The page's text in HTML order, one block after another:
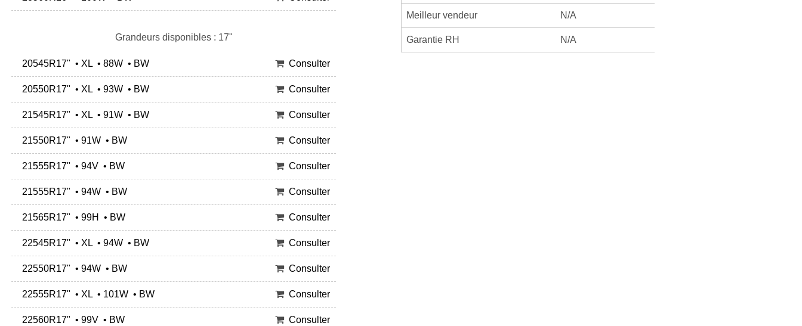
Grandeurs disponibles : 17"
20545R17" • XL • 88W • BW Consulter
20550R17" • XL • 93W • BW Consulter
21545R17" • XL • 91W • BW Consulter
21550R17" • 91W • BW Consulter
21555R17" • 94V • BW Consulter
21555R17" • 94W • BW Consulter
21565R17" • 99H • BW Consulter
22545R17" • XL • 94W • BW Consulter
22550R17" • 94W • BW Consulter
22555R17" • XL • 101W • BW Consulter
22560R17" • 99V • BW Consulter
Meilleur vendeur N/A
Garantie RH N/A